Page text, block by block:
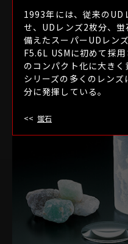
1993年には、従来のUD
せ、UDレンズ2枚分、
備えたスーパーUDレン
F5.6L USMに初めて採
のコンパクト化に大き
シリーズの多くのレン
分に発揮している。
蛍石
光学技術
蛍石
妥協のないレンズ作りは